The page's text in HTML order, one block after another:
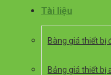
Tài liệu
Bàng giá thiết bị
Bảng giá thiết bị